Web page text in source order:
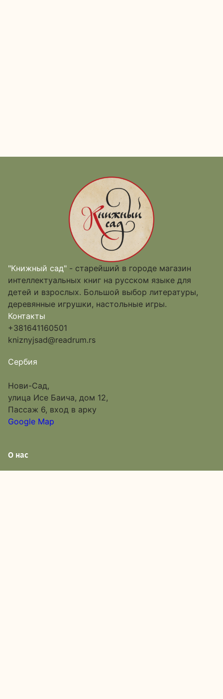
"Книжный сад" - старейший в городе магазин
интеллектуальных книг на русском языке для
детей и взрослых. Большой выбор литературы,
деревянные игрушки, настольные игры.
Контакты
+381641160501
kniznyjsad@readrum.rs
Сербия
Нови-Сад,
улица Исе Баича, дом 12,
Пассаж 6, вход в арку
Google Map
О нас